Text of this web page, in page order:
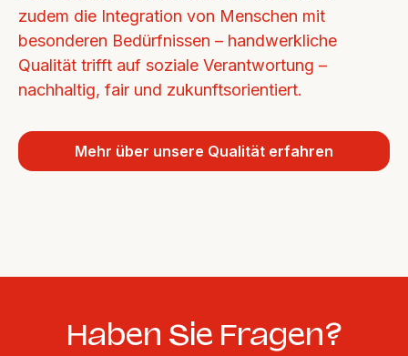
zudem die Integration von Menschen mit
besonderen Bedürfnissen – handwerkliche
Qualität trifft auf soziale Verantwortung –
nachhaltig, fair und zukunftsorientiert.
Mehr über unsere Qualität erfahren
Haben Sie Fragen?